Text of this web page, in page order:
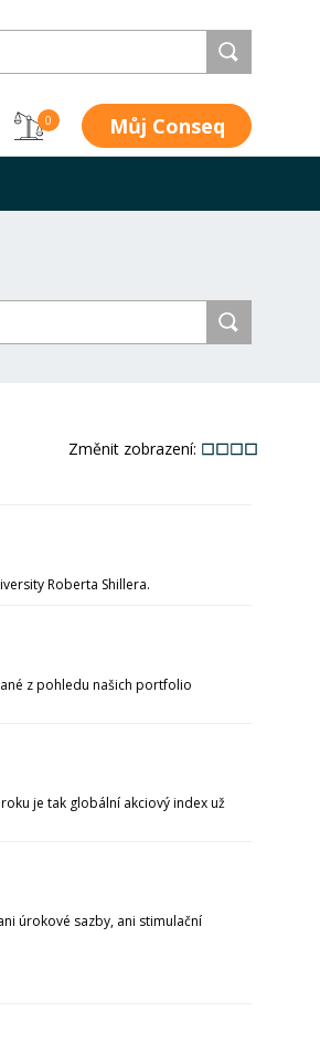
0 Můj Conseq
Změnit zobrazení:
Roberta Shillera.
z pohledu našich portfolio
je tak globální akciový index už
úrokové sazby, ani stimulační